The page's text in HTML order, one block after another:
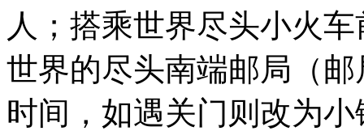
人；搭乘世界尽头小火
世界的尽头南端邮局（
时间，如遇关门则改为